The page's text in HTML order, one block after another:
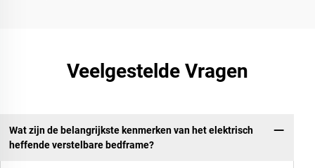
Veelgestelde Vragen
Wat zijn de belangrijkste kenmerken van het elektrisch
heffende verstelbare bedframe?